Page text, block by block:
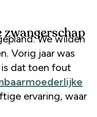
zwangerschap
We wilden
Vorig jaar was
is dat toen fout
ervaring, waar